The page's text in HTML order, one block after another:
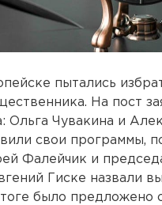
пытались
На пост
Ольга Чувакина и
свои программы,
Фалейчик и
Гиске назвали
было предложено